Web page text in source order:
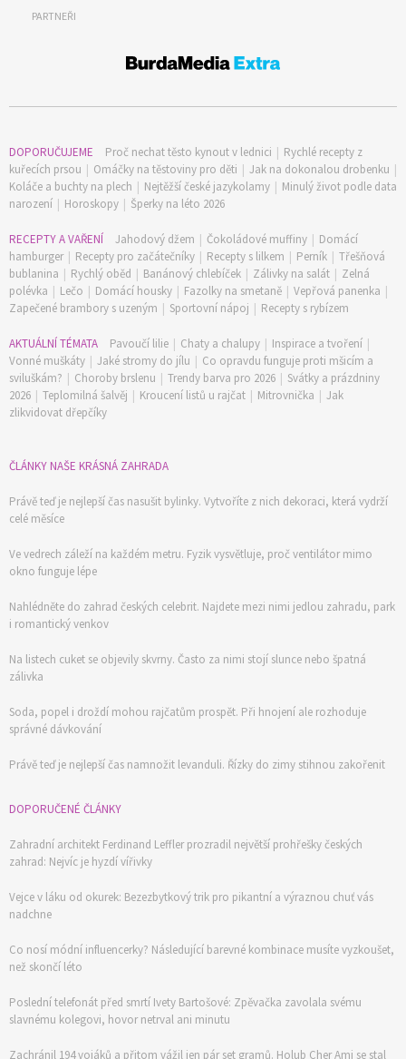
PARTNEŘI
DOPORUČUJEME Proč nechat těsto kynout v lednici | Rychlé recepty z
kuřecích prsou | Omáčky na těstoviny pro děti | Jak na dokonalou drobenku |
Koláče a buchty na plech | Nejtěžší české jazykolamy | Minulý život podle data
narození | Horoskopy | Šperky na léto 2026
RECEPTY A VAŘENÍ Jahodový džem | Čokoládové muffiny | Domácí
hamburger | Recepty pro začátečníky | Recepty s lilkem | Perník | Třešňová
bublanina | Rychlý oběd | Banánový chlebíček | Zálivky na salát | Zelná
polévka | Lečo | Domácí housky | Fazolky na smetaně | Vepřová panenka |
Zapečené brambory s uzeným | Sportovní nápoj | Recepty s rybízem
AKTUÁLNÍ TÉMATA Pavoučí lilie | Chaty a chalupy | Inspirace a tvoření |
Vonné muškáty | Jaké stromy do jílu | Co opravdu funguje proti mšicím a
sviluškám? | Choroby brslenu | Trendy barva pro 2026 | Svátky a prázdniny
2026 | Teplomilná šalvěj | Kroucení listů u rajčat | Mitrovnička | Jak
zlikvidovat dřepčíky
ČLÁNKY NAŠE KRÁSNÁ ZAHRADA
Právě teď je nejlepší čas nasušit bylinky. Vytvoříte z nich dekoraci, která vydrží
celé měsíce
Ve vedrech záleží na každém metru. Fyzik vysvětluje, proč ventilátor mimo
okno funguje lépe
Nahlédněte do zahrad českých celebrit. Najdete mezi nimi jedlou zahradu, park
i romantický venkov
Na listech cuket se objevily skvrny. Často za nimi stojí slunce nebo špatná
zálivka
Soda, popel i droždí mohou rajčatům prospět. Při hnojení ale rozhoduje
správné dávkování
Právě teď je nejlepší čas namnožit levanduli. Řízky do zimy stihnou zakořenit
DOPORUČENÉ ČLÁNKY
Zahradní architekt Ferdinand Leffler prozradil největší prohřešky českých
zahrad: Nejvíc je hyzdí vířivky
Vejce v láku od okurek: Bezezbytkový trik pro pikantní a výraznou chuť vás
nadchne
Co nosí módní influencerky? Následující barevné kombinace musíte vyzkoušet,
než skončí léto
Poslední telefonát před smrtí Ivety Bartošové: Zpěvačka zavolala svému
slavnému kolegovi, hovor netrval ani minutu
Zachránil 194 vojáků a přitom vážil jen pár set gramů. Holub Cher Ami se stal